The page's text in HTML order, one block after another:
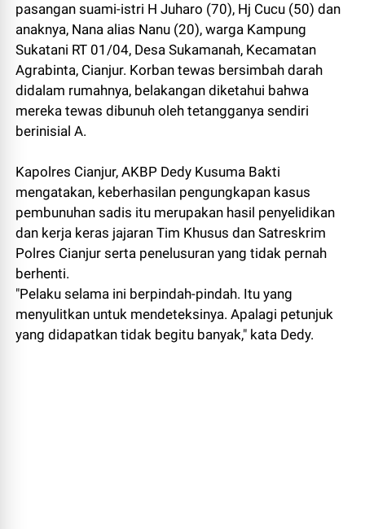
pasangan suami-istri H Juharo (70), Hj Cucu (50) dan
anaknya, Nana alias Nanu (20), warga Kampung
Sukatani RT 01/04, Desa Sukamanah, Kecamatan
Agrabinta, Cianjur. Korban tewas bersimbah darah
didalam rumahnya, belakangan diketahui bahwa
mereka tewas dibunuh oleh tetangganya sendiri
berinisial A.
Kapolres Cianjur, AKBP Dedy Kusuma Bakti
mengatakan, keberhasilan pengungkapan kasus
pembunuhan sadis itu merupakan hasil penyelidikan
dan kerja keras jajaran Tim Khusus dan Satreskrim
Polres Cianjur serta penelusuran yang tidak pernah
berhenti.
"Pelaku selama ini berpindah-pindah. Itu yang
menyulitkan untuk mendeteksinya. Apalagi petunjuk
yang didapatkan tidak begitu banyak," kata Dedy.